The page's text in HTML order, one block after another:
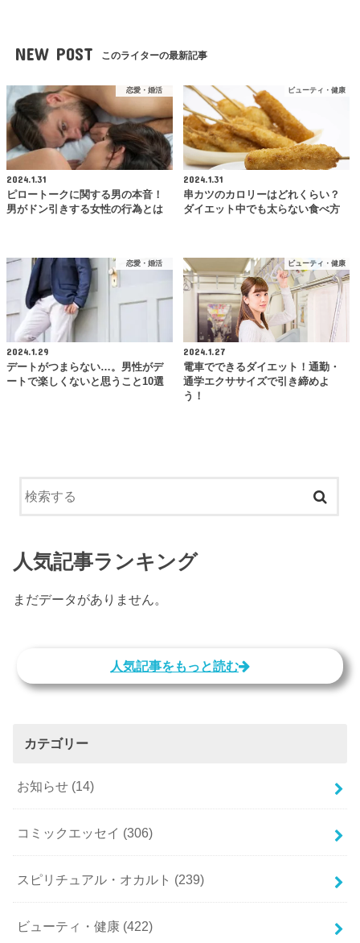
NEW POST このライターの最新記事
恋愛・婚活
2024.1.31
ピロートークに関する男の本音！
男がドン引きする女性の行為とは
ビューティ・健康
2024.1.31
串カツのカロリーはどれくらい？
ダイエット中でも太らない食べ方
恋愛・婚活
2024.1.29
デートがつまらない…。男性がデ
ートで楽しくないと思うこと10選
ビューティ・健康
2024.1.27
電車でできるダイエット！通勤・
通学エクササイズで引き締めよ
う！
人気記事ランキング
まだデータがありません。
人気記事をもっと読む
カテゴリー
お知らせ (14)
コミックエッセイ (306)
スピリチュアル・オカルト (239)
ビューティ・健康 (422)